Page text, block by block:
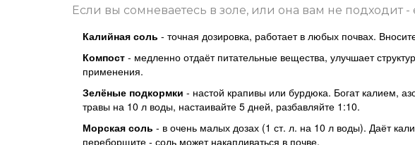
Если вы сомневаетесь в золе, или она вам не подходит -
Калийная соль - точная дозировка, работает в любых почвах.
Компост - медленно отдаёт питательные вещества, улучшает
применения.
Зелёные подкормки - настой крапивы или бурдюка. Богат калием,
травы на 10 л воды, настаивайте 5 дней, разбавляйте 1:10.
Морская соль - в очень малых дозах (1 ст. л. на 10 л воды). Даёт
переборщите - соль может накапливаться в почве.